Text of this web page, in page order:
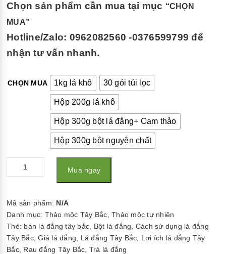
Chọn sản phẩm cần mua tại mục “CHỌN
MUA”
Hotline/Zalo: 0962082560 -0376599799 để
nhận tư vấn nhanh.
CHỌN MUA 1kg lá khô 30 gói túi lọc
Hộp 200g lá khô
Hộp 300g bột lá đắng+ Cam thảo
Hộp 300g bột nguyên chất
Mua ngay
Mã sản phẩm: N/A
Danh mục: Thảo mộc Tây Bắc Thảo mộc tự nhiên
Thẻ: bán lá đắng tây bắc Bột lá đắng
Cách sử dụng lá đắng
Tây Bắc,Giá lá đắng Lá đắng Tây Bắc
Lợi ích lá đắng Tây
Bắc, Rau đắng Tây Bắc Trà lá đắng